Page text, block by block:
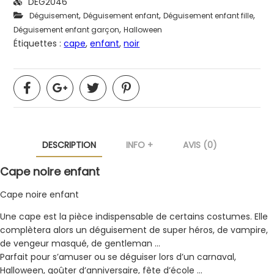
Déguisement,Déguisement enfant,Déguisement enfant fille,
Déguisement enfant garçon,Halloween
Étiquettes :cape,enfant,noir
DESCRIPTION INFO + AVIS (0)
Cape noire enfant
Cape noire enfant
Une cape est la pièce indispensable de certains costumes. Elle
complètera alors un déguisement de super héros, de vampire,
de vengeur masqué, de gentleman …
Parfait pour s’amuser ou se déguiser lors d’un carnaval,
Halloween, goûter d’anniversaire, fête d’école …